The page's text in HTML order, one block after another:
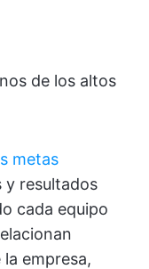
de los altos
metas
y resultados
cada equipo
empresa,